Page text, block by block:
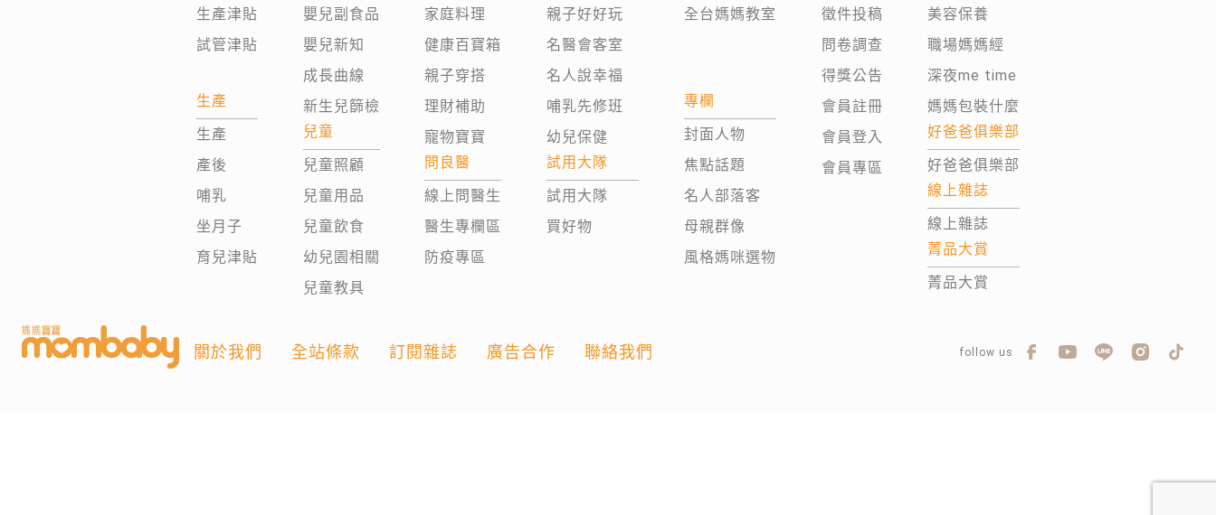
生產津貼
試管津貼
生產
生產
產後
哺乳
坐月子
育兒津貼
嬰兒副食品
嬰兒新知
成長曲線
新生兒篩檢
兒童
兒童照顧
兒童用品
兒童飲食
幼兒園相關
兒童教具
家庭料理
健康百寶箱
親子穿搭
理財補助
寵物寶寶
問良醫
線上問醫生
醫生專欄區
防疫專區
親子好好玩
名醫會客室
名人說幸福
哺乳先修班
幼兒保健
試用大隊
試用大隊
買好物
全台媽媽教室
專欄
封面人物
焦點話題
名人部落客
母親群像
風格媽咪選物
徵件投稿
問卷調查
得獎公告
會員註冊
會員登入
會員專區
美容保養
職場媽媽經
深夜me time
媽媽包裝什麼
好爸爸俱樂部
好爸爸俱樂部
線上雜誌
線上雜誌
菁品大賞
菁品大賞
關於我們 全站條款 訂閱雜誌 廣告合作 聯絡我們 follow us